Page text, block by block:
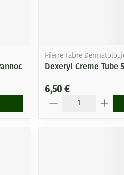
Pierre Fabre
Dexeryl Creme Tube
6,50 €